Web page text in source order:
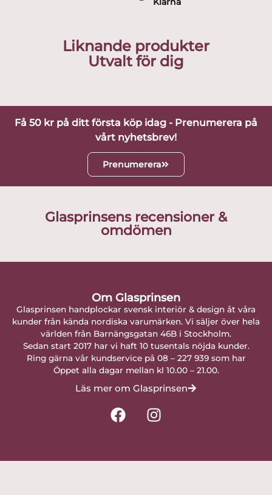
Liknande produkter
Utvalt för dig
Få 50 kr på ditt första köp idag - Prenumerera på
vårt nyhetsbrev!
Prenumerera
Glasprinsens recensioner &
omdömen
Om Glasprinsen
Glasprinsen handplockar svensk interiör & design åt våra
kunder från kända nordiska varumärken. Vi säljer över hela
världen från Barnängsgatan 46B i Stockholm.
Sedan start 2017 har vi haft 10 tusentals nöjda kunder.
Ring gärna vår kundservice på 08 – 227 939 som har
Öppet alla dagar mellan kl 10.00 – 21.00.
Läs mer om Glasprinsen
F
a
I
n